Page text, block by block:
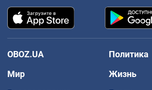
OBOZ.UA
Политика
Мир
Жизнь